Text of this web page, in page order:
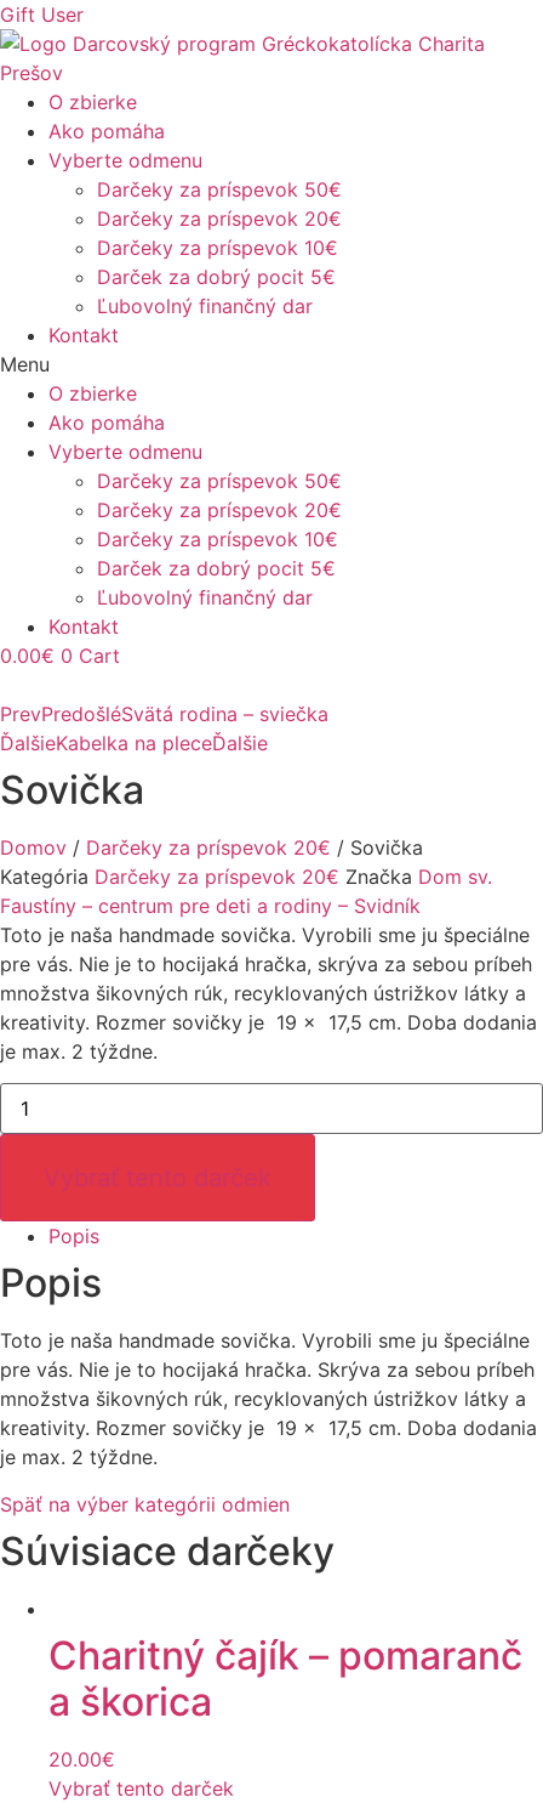
Preskočiť
na
obsah
Gift User
O zbierke
Ako pomáha
Vyberte odmenu
Darčeky za príspevok 50€
Darčeky za príspevok 20€
Darčeky za príspevok 10€
Darček za dobrý pocit 5€
Ľubovolný finančný dar
Kontakt
Menu
O zbierke
Ako pomáha
Vyberte odmenu
Darčeky za príspevok 50€
Darčeky za príspevok 20€
Darčeky za príspevok 10€
Darček za dobrý pocit 5€
Ľubovolný finančný dar
Kontakt
0.00€ 0 Cart
PrevPredošléSvätá rodina – sviečka
ĎalšieKabelka na pleceĎalšie
Sovička
Domov / Darčeky za príspevok 20€ / Sovička
Kategória Darčeky za príspevok 20€ Značka Dom sv.
Faustíny – centrum pre deti a rodiny – Svidník
Toto je naša handmade sovička. Vyrobili sme ju špeciálne
pre vás. Nie je to hocijaká hračka, skrýva za sebou príbeh
množstva šikovných rúk, recyklovaných ústrižkov látky a
kreativity. Rozmer sovičky je 19 x 17,5 cm. Doba dodania
je max. 2 týždne.
množstvo
Sovička
Vybrať tento darček
Popis
Popis
Toto je naša handmade sovička. Vyrobili sme ju špeciálne
pre vás. Nie je to hocijaká hračka. Skrýva za sebou príbeh
množstva šikovných rúk, recyklovaných ústrižkov látky a
kreativity. Rozmer sovičky je 19 x 17,5 cm. Doba dodania
je max. 2 týždne.
Späť na výber kategórii odmien
Súvisiace darčeky
Charitný čajík – pomaranč
a škorica
20.00€
Vybrať tento darček